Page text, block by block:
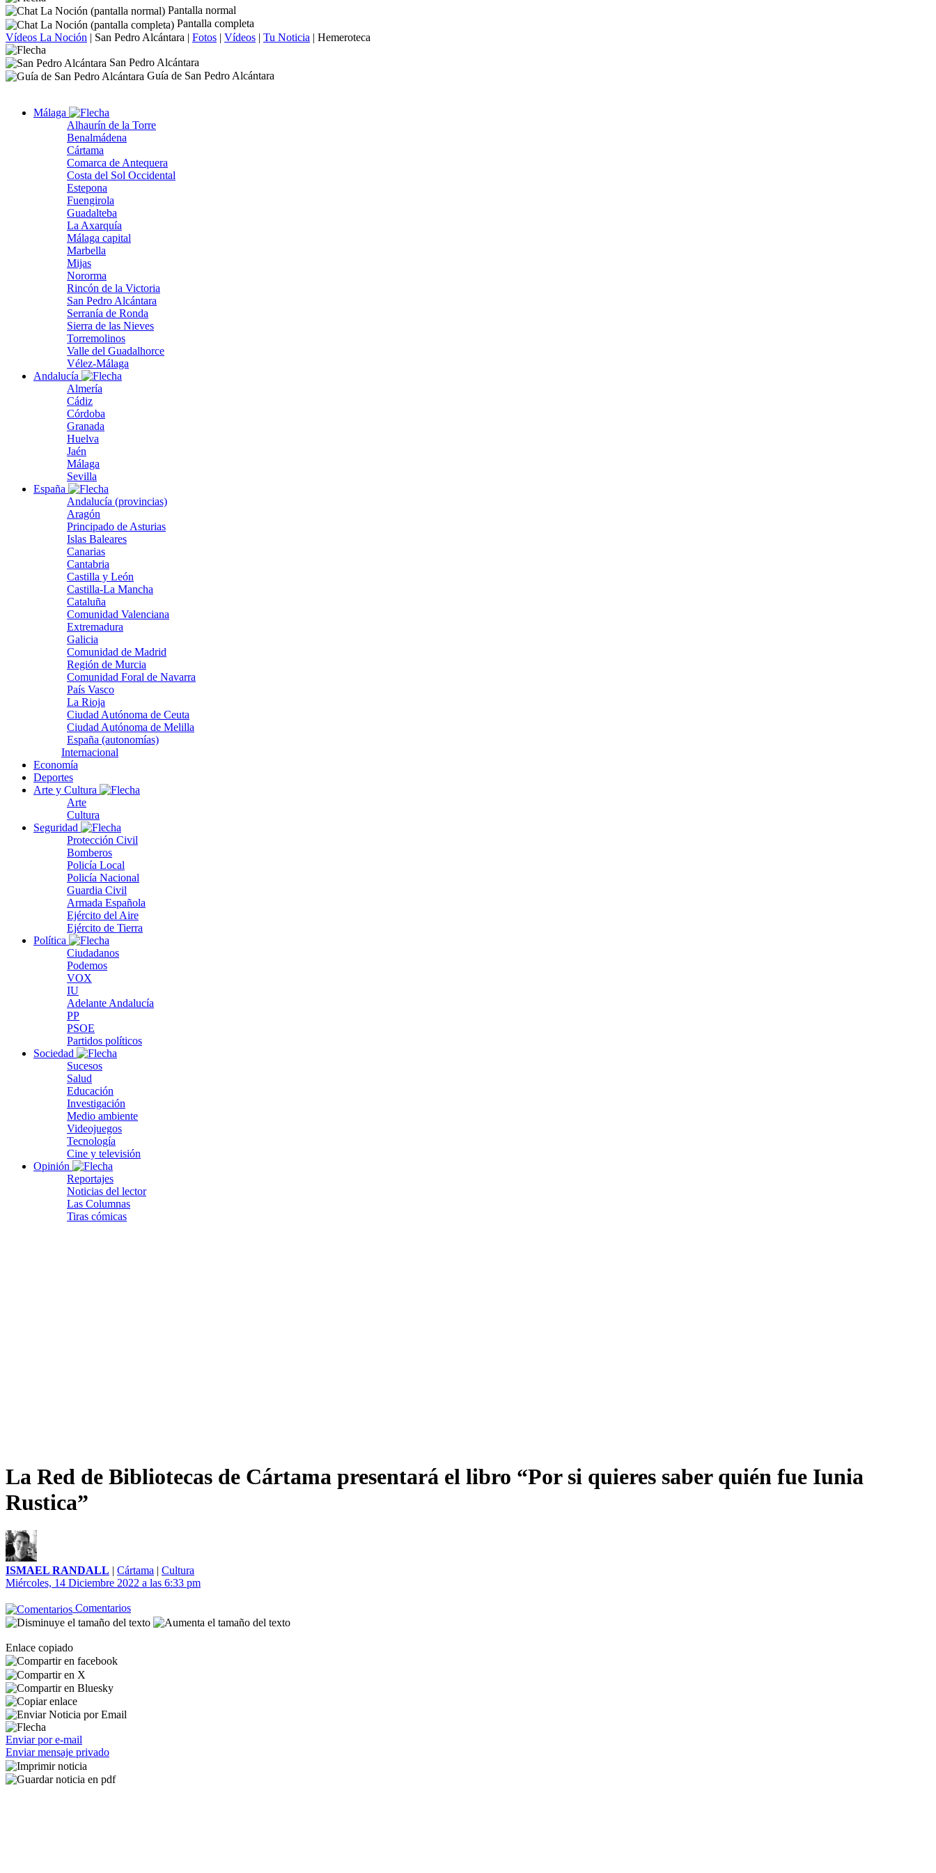
Pantalla normal
Pantalla completa
Vídeos La Noción | San Pedro Alcántara | Fotos | Vídeos | Tu Noticia | Hemeroteca
San Pedro Alcántara
Guía de San Pedro Alcántara
Málaga
Alhaurín de la Torre
Benalmádena
Cártama
Comarca de Antequera
Costa del Sol Occidental
Estepona
Fuengirola
Guadalteba
La Axarquía
Málaga capital
Marbella
Mijas
Nororma
Rincón de la Victoria
San Pedro Alcántara
Serranía de Ronda
Sierra de las Nieves
Torremolinos
Valle del Guadalhorce
Vélez-Málaga
Andalucía
Almería
Cádiz
Córdoba
Granada
Huelva
Jaén
Málaga
Sevilla
España
Andalucía (provincias)
Aragón
Principado de Asturias
Islas Baleares
Canarias
Cantabria
Castilla y León
Castilla-La Mancha
Cataluña
Comunidad Valenciana
Extremadura
Galicia
Comunidad de Madrid
Región de Murcia
Comunidad Foral de Navarra
País Vasco
La Rioja
Ciudad Autónoma de Ceuta
Ciudad Autónoma de Melilla
España (autonomías)
Internacional
Economía
Deportes
Arte y Cultura
Arte
Cultura
Seguridad
Protección Civil
Bomberos
Policía Local
Policía Nacional
Guardia Civil
Armada Española
Ejército del Aire
Ejército de Tierra
Política
Ciudadanos
Podemos
VOX
IU
Adelante Andalucía
PP
PSOE
Partidos políticos
Sociedad
Sucesos
Salud
Educación
Investigación
Medio ambiente
Videojuegos
Tecnología
Cine y televisión
Opinión
Reportajes
Noticias del lector
Las Columnas
Tiras cómicas
La Red de Bibliotecas de Cártama presentará el libro “Por si quieres saber quién fue Iunia
Rustica”
ISMAEL RANDALL | Cártama | Cultura
Miércoles, 14 Diciembre 2022 a las 6:33 pm
Comentarios
Enlace copiado
Enviar por e-mail
Enviar mensaje privado